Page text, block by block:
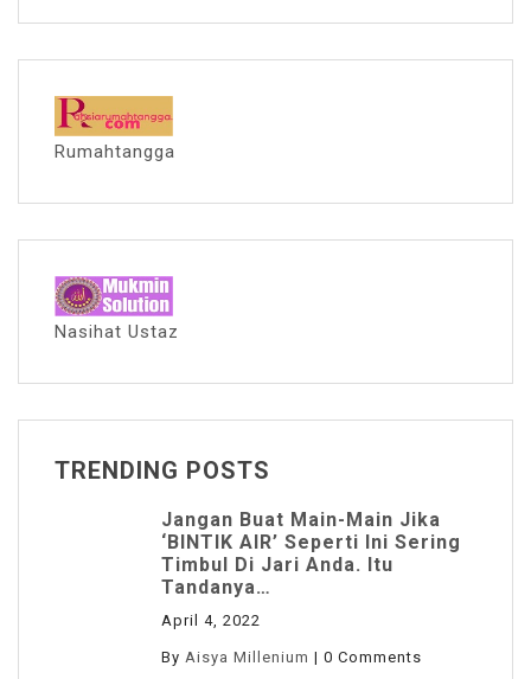
Rumahtangga
Nasihat Ustaz
TRENDING POSTS
Jangan Buat Main-Main Jika
‘BINTIK AIR’ Seperti Ini Sering
Timbul Di Jari Anda. Itu
Tandanya…
April 4, 2022
By Aisya Millenium | 0 Comments